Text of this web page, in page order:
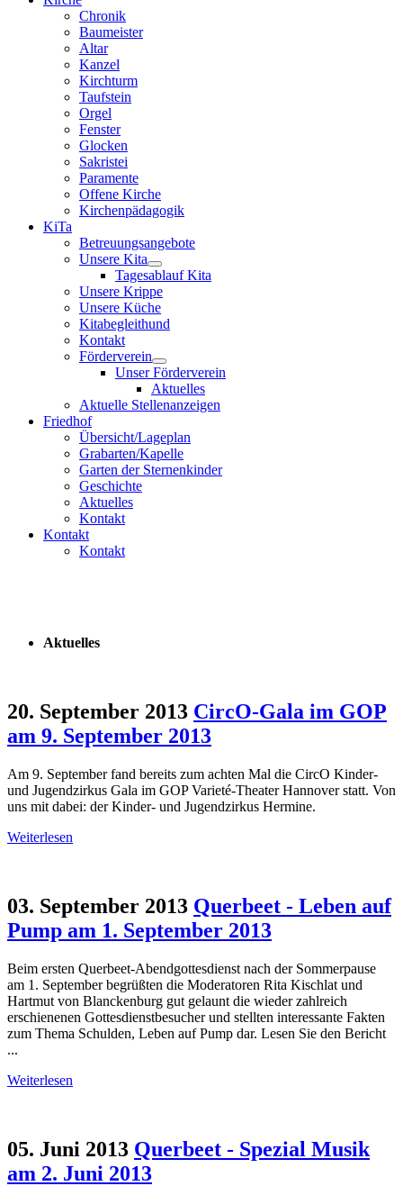
Chronik
Baumeister
Altar
Kanzel
Kirchturm
Taufstein
Orgel
Fenster
Glocken
Sakristei
Paramente
Offene Kirche
Kirchenpädagogik
KiTa
Betreuungsangebote
Unsere Kita
Tagesablauf Kita
Unsere Krippe
Unsere Küche
Kitabegleithund
Kontakt
Förderverein
Unser Förderverein
Aktuelles
Aktuelle Stellenanzeigen
Friedhof
Übersicht/Lageplan
Grabarten/Kapelle
Garten der Sternenkinder
Geschichte
Aktuelles
Kontakt
Kontakt
Kontakt
Aktuelles
20. September 2013 CircO-Gala im GOP
am 9. September 2013
Am 9. September fand bereits zum achten Mal die CircO Kinder-
und Jugendzirkus Gala im GOP Varieté-Theater Hannover statt. Von
uns mit dabei: der Kinder- und Jugendzirkus Hermine.
Weiterlesen
03. September 2013 Querbeet - Leben auf
Pump am 1. September 2013
Beim ersten Querbeet-Abendgottesdienst nach der Sommerpause
am 1. September begrüßten die Moderatoren Rita Kischlat und
Hartmut von Blanckenburg gut gelaunt die wieder zahlreich
erschienenen Gottesdienstbesucher und stellten interessante Fakten
zum Thema Schulden, Leben auf Pump dar. Lesen Sie den Bericht
...
Weiterlesen
05. Juni 2013 Querbeet - Spezial Musik
am 2. Juni 2013